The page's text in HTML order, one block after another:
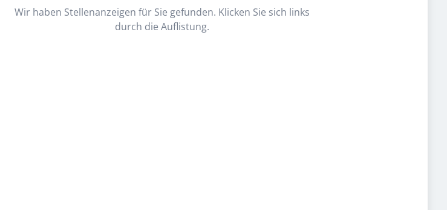
Wir haben Stellenanzeigen für Sie gefunden. Klicken Sie sich links
durch die Auflistung.